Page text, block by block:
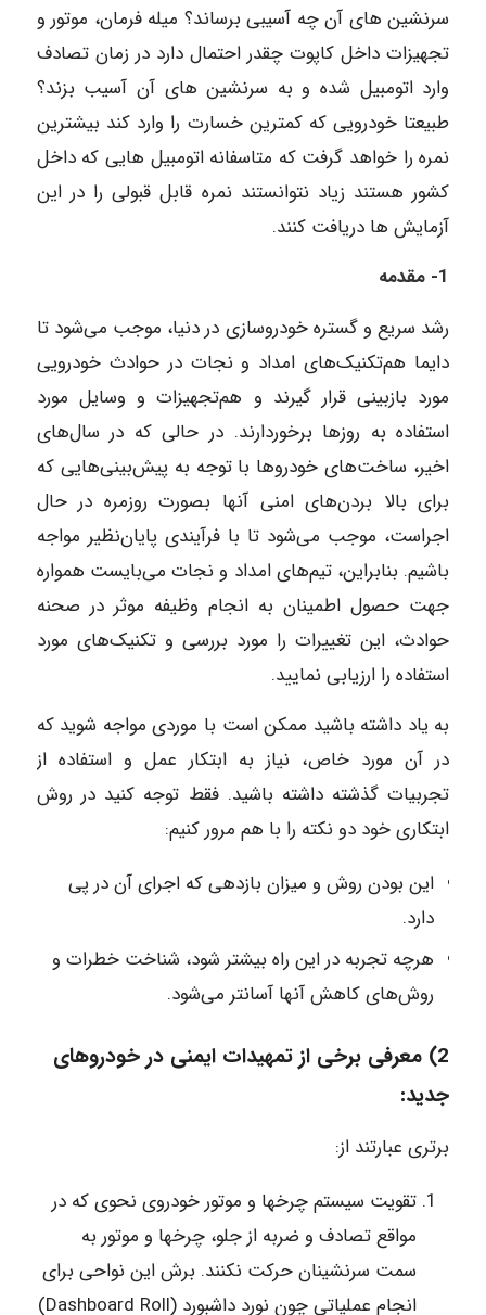
سرنشین های آن چه آسیبی برساند؟ میله فرمان، موتور و
تجهیزات داخل کاپوت چقدر احتمال دارد در زمان تصادف
وارد اتومبیل شده و به سرنشین های آن آسیب بزند؟
طبیعتا خودرویی که کمترین خسارت را وارد کند بیشترین
نمره را خواهد گرفت که متاسفانه اتومبیل هایی که داخل
کشور هستند زیاد نتوانستند نمره قابل قبولی را در این
آزمایش ها دریافت کنند.
1- مقدمه
رشد سریع و گستره خودروسازی در دنیا، موجب می‌شود تا
دایما هم‌تکنیک‌های امداد و نجات در حوادث خودرویی
مورد بازبینی قرار گیرند و هم‌تجهیزات و وسایل مورد
استفاده به روز‌ها برخوردارند. در حالی که در سال‌های
اخیر، ساخت‌های خودرو‌ها با توجه به پیش‌بینی‌هایی که
برای بالا بردن‌های امنی آنها بصورت روزمره در حال
اجراست، موجب می‌شود تا با فرآیندی پایان‌نظیر مواجه
باشیم. بنابراین، تیم‌های امداد و نجات می‌بایست همواره
جهت حصول اطمینان به انجام وظیفه موثر در صحنه
حوادث، این تغییرات را مورد بررسی و تکنیک‌های مورد
استفاده را ارزیابی نمایید.
به یاد داشته باشید ممکن است با موردی مواجه شوید که
در آن مورد خاص، نیاز به ابتکار عمل و استفاده از
تجربیات گذشته داشته باشید. فقط توجه کنید در روش
ابتکاری خود دو نکته را با هم مرور کنیم:
این بودن روش و میزان بازدهی که اجرای آن در پی
دارد.
هرچه تجربه در این راه بیشتر شود، شناخت خطرات و
روش‌های کاهش آنها آسانتر می‌شود.
2) معرفی برخی از تمهیدات ایمنی در خودروهای
جدید:
برتری عبارتند از:
تقویت سیستم چرخها و موتور خودروی نحوی که در
مواقع تصادف و ضربه از جلو، چرخها و موتور به
سمت سرنشینان حرکت نکنند. برش این نواحی برای
انجام عملیاتی چون نورد داشبورد (Dashboard Roll)